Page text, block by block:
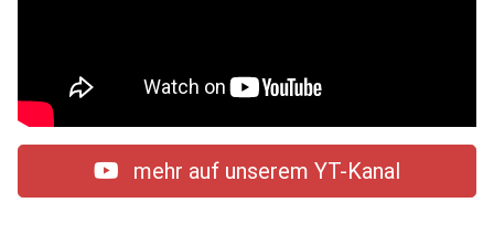
mehr auf unserem YT-Kanal